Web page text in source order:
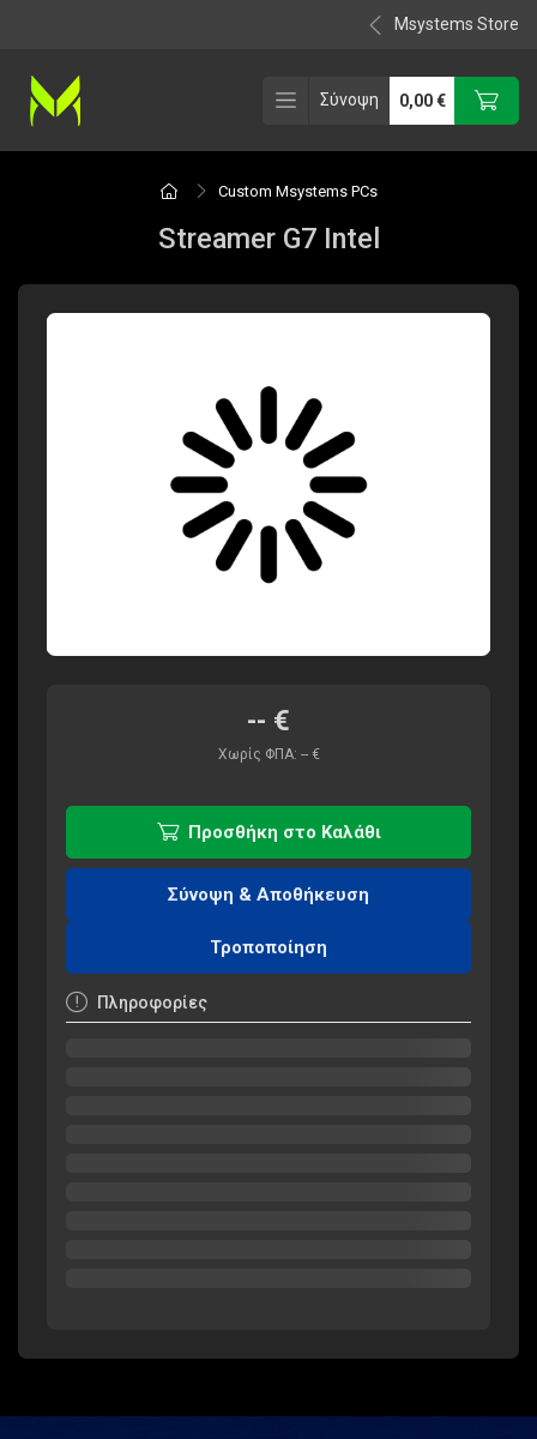
Msystems Store
Σύνοψη 0,00€
Custom Msystems PCs
Streamer G7 Intel
-- €
Χωρίς ΦΠΑ: --€
Προσθήκη στο Καλάθι
Σύνοψη & Αποθήκευση
Τροποποίηση
Πληροφορίες